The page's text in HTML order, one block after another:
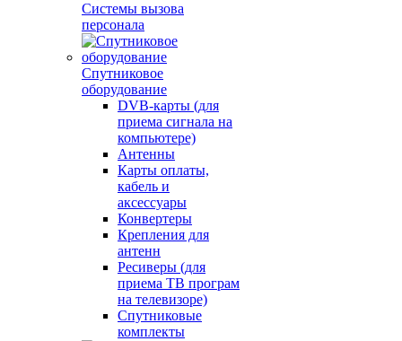
Системы вызова
персонала
Спутниковое
оборудование
DVB-карты (для
приема сигнала на
компьютере)
Антенны
Карты оплаты,
кабель и
аксессуары
Конвертеры
Крепления для
антенн
Ресиверы (для
приема ТВ програм
на телевизоре)
Спутниковые
комплекты